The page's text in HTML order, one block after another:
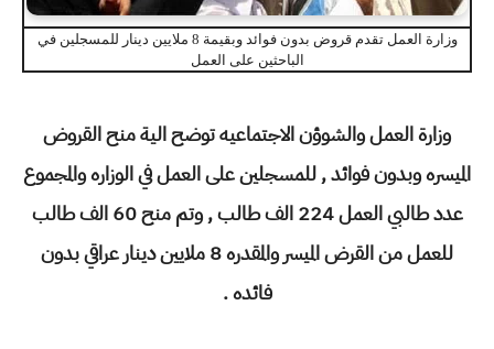
وزارة العمل تقدم قروض بدون فوائد وبقيمة 8 ملايين دينار للمسجلين في
الباحثين على العمل
وزارة العمل والشوؤن الاجتماعيه توضح الية منح القروض
الميسره وبدون فوائد , للمسجلين على العمل في الوزاره والمجموع
عدد طالبي العمل 224 الف طالب , وتم منح 60 الف طالب
للعمل من القرض الميسر والمقدره 8 ملايين دينار عراقي بدون
فائده .